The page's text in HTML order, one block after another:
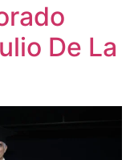
De La